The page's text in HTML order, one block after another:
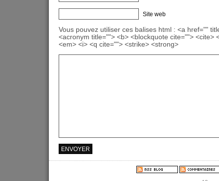
Site web
Vous pouvez utiliser ces balises html : <a href=""
<acronym title=""> <b> <blockquote cite=""> <cite>
<em> <i> <q cite=""> <strike> <strong>